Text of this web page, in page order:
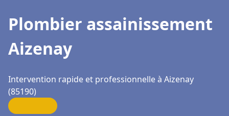
Plombier assainissement
Aizenay
Intervention rapide et professionnelle à Aizenay
(85190)